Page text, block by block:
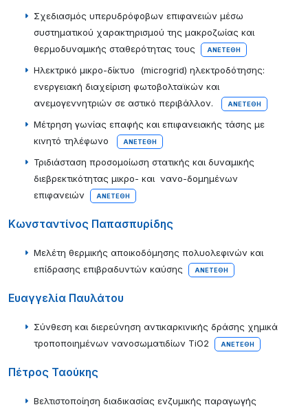
Σχεδιασμός υπερυδρόφοβων επιφανειών μέσω
συστηματικού χαρακτηρισμού της μακροζωίας και
θερμοδυναμικής σταθερότητας τους
ΑΝΕΤΈΘΗ
Hλεκτρικό μικρο-δίκτυο (microgrid) ηλεκτροδότησης:
ενεργειακή διαχείριση φωτοβολταϊκών και
ανεμογεννητριών σε αστικό περιβάλλον.
ΑΝΕΤΈΘΗ
Μέτρηση γωνίας επαφής και επιφανειακής τάσης με
κινητό τηλέφωνο
ΑΝΕΤΈΘΗ
Τριδιάσταση προσομοίωση στατικής και δυναμικής
διεβρεκτικότητας μικρο- και νανο-δομημένων
επιφανειών
ΑΝΕΤΈΘΗ
Κωνσταντίνος Παπασπυρίδης
Μελέτη θερμικής αποικοδόμησης πολυολεφινών και
επίδρασης επιβραδυντών καύσης
ΑΝΕΤΈΘΗ
Ευαγγελία Παυλάτου
Σύνθεση και διερεύνηση αντικαρκινικής δράσης χημικά
τροποποιημένων νανοσωματιδίων TiO2
ΑΝΕΤΈΘΗ
Πέτρος Ταούκης
Βελτιστοποίηση διαδικασίας ενζυμικής παραγωγής